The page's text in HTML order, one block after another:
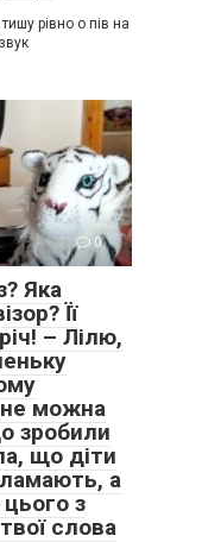
рівно о пів на
0
Яка
Її
– Лілю,
можна
зробили
що діти
а
з
слова